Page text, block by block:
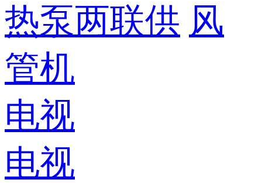
热泵两联供 风
管机
电视
电视